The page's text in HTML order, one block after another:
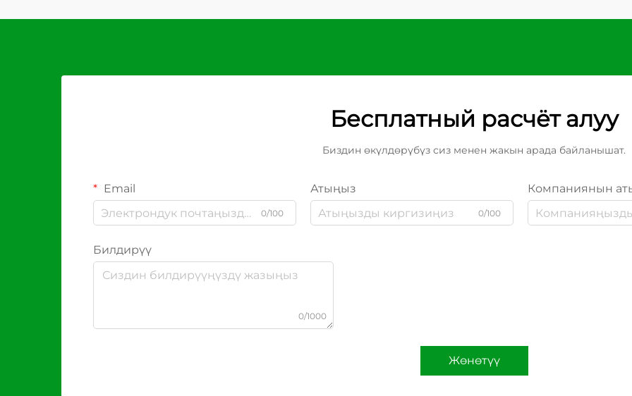
Бесплатный расчёт алуу
Биздин өкүлдөрүбүз сиз менен жакын арада байланышат.
Email
0/100
Атыңыз
0/100
Компаниянын
Билдирүү
0/1000
Жөнөтүү